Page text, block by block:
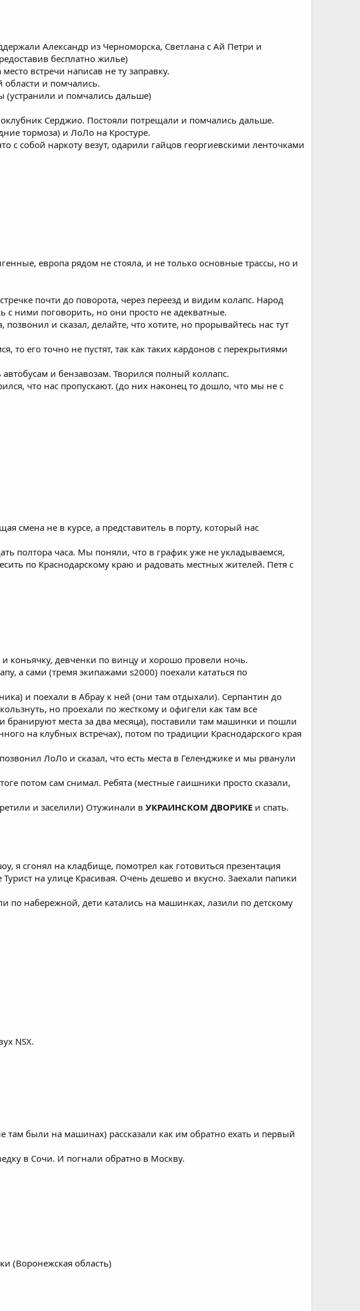
Александр из Черноморска, Светлана с Ай Петри и
бесплатно жилье)
встречи написав не ту заправку.
области и помчались.
(устранили и помчались дальше)
Серджио. Постояли потрещали и помчались дальше.
тормоза) и ЛоЛо на Кростуре.
с собой наркоту везут, одарили гайцов георгиевскими ленточками
европа рядом не стояла, и не только основные трассы, но и
почти до поворота, через переезд и видим колапс. Народ
ними поговорить, но они просто не адекватные.
и сказал, делайте, что хотите, но прорывайтесь нас тут
его точно не пустят, так как таких кардонов с перекрытиями
и бензавозам. Творился полный коллапс.
что нас пропускают. (до них наконец то дошло, что мы не с
смена не в курсе, а представитель в порту, который нас
полтора часа. Мы поняли, что в график уже не укладываемся,
по Краснодарскому краю и радовать местных жителей. Петя с
коньячку, девченки по винцу и хорошо провели ночь.
а сами (тремя экипажами s2000) поехали кататься по
и поехали в Абрау к ней (они там отдыхали). Серпантин до
но проехали по жесткому и офигели как там все
бранируют места за два месяца), поставили там машинки и пошли
на клубных встречах), потом по традиции Краснодарского края
ЛоЛо и сказал, что есть места в Геленджике и мы рванули
потом сам снимал. Ребята (местные гаишники просто сказали,
и заселили) Отужинали в УКРАИНСКОМ ДВОРИКЕ и спать.
я сгонял на кладбище, помотрел как готовиться презентация
на улице Красивая. Очень дешево и вкусно. Заехали папики
набережной, дети катались на машинках, лазили по детскому
NSX.
были на машинах) рассказали как им обратно ехать и первый
в Сочи. И погнали обратно в Москву.
(Воронежская область)